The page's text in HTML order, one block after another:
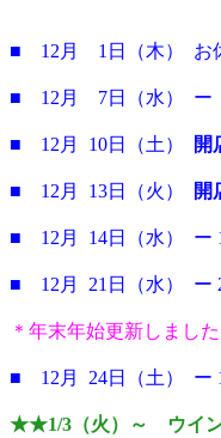
■ 12月 1日（木） お
■ 12月 7日（水） ー
■ 12月 10日（土） 開
■ 12月 13日（火） 開
■ 12月 14日（水） ー
■ 12月 21日（水） ー
＊年末年始更新しました
■ 12月 24日（土） ー
★★1/3（火）～ ウイ